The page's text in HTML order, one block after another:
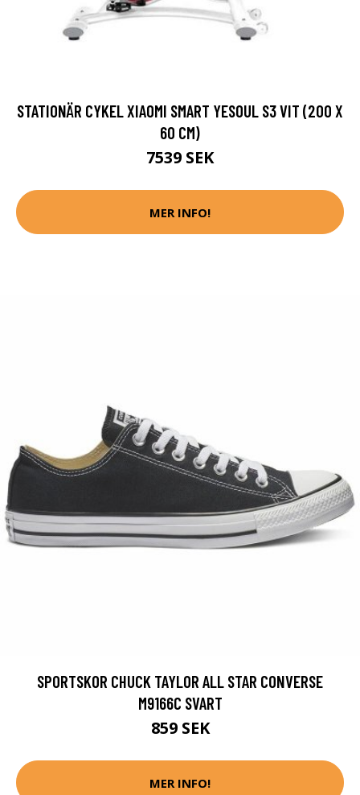
STATIONÄR CYKEL XIAOMI SMART YESOUL S3 VIT (200 X
60 CM)
7539 SEK
MER INFO!
SPORTSKOR CHUCK TAYLOR ALL STAR CONVERSE
M9166C SVART
859 SEK
MER INFO!